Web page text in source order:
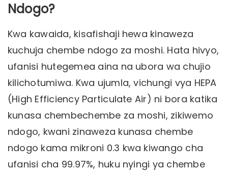
Ndogo?
Kwa kawaida, kisafishaji hewa kinaweza
kuchuja chembe ndogo za moshi. Hata hivyo,
ufanisi hutegemea aina na ubora wa chujio
kilichotumiwa. Kwa ujumla, vichungi vya HEPA
(High Efficiency Particulate Air) ni bora katika
kunasa chembechembe za moshi, zikiwemo
ndogo, kwani zinaweza kunasa chembe
ndogo kama mikroni 0.3 kwa kiwango cha
ufanisi cha 99.97%, huku nyingi ya chembe